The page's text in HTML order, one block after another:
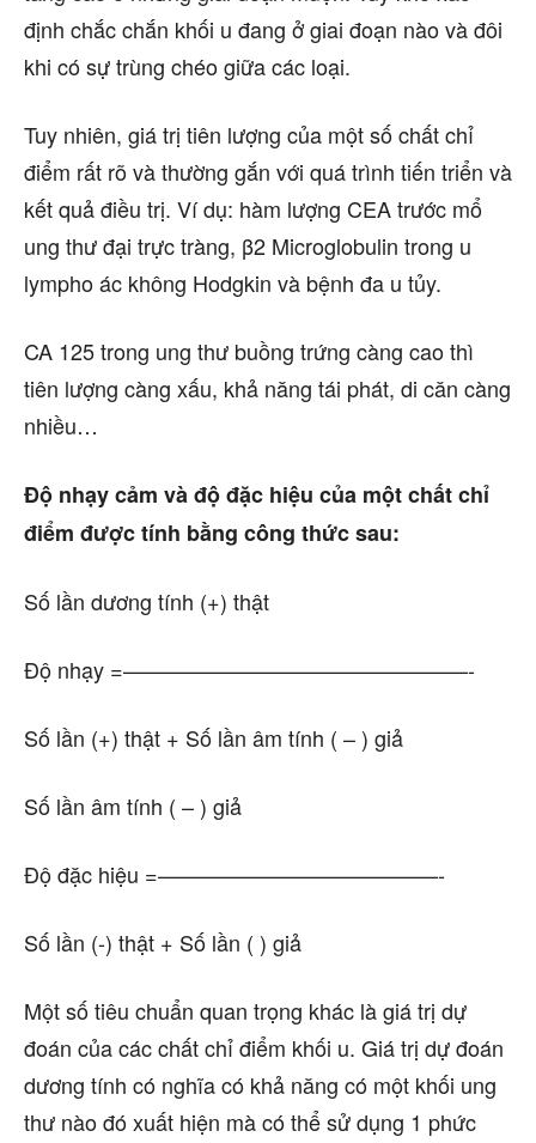
định chắc chắn khối u đang ở giai đoạn nào và đôi
khi có sự trùng chéo giữa các loại.
Tuy nhiên, giá trị tiên lượng của một số chất chỉ
điểm rất rõ và thường gắn với quá trình tiến triển và
kết quả điều trị. Ví dụ: hàm lượng CEA trước mổ
ung thư đại trực tràng, β2 Microglobulin trong u
lympho ác không Hodgkin và bệnh đa u tủy.
CA 125 trong ung thư buồng trứng càng cao thì
tiên lượng càng xấu, khả năng tái phát, di căn càng
nhiều…
Độ nhạy cảm và độ đặc hiệu của một chất chỉ
điểm được tính bằng công thức sau:
Số lần dương tính (+) thật
Độ nhạy =————————————————-
Số lần (+) thật + Số lần âm tính ( – ) giả
Số lần âm tính ( – ) giả
Độ đặc hiệu =—————————————-
Số lần (-) thật + Số lần ( ) giả
Một số tiêu chuẩn quan trọng khác là giá trị dự
đoán của các chất chỉ điểm khối u. Giá trị dự đoán
dương tính có nghĩa có khả năng có một khối ung
thư nào đó xuất hiện mà có thể sử dụng 1 phức